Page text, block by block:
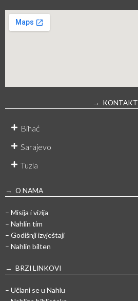
→ KONTAKT
Bihać
Sarajevo
Tuzla
→ O NAMA
– Misija i vizija
– Nahlin tim
– Godišnji izvještaji
– Nahlin bilten
→ BRZI LINKOVI
– Učlani se u Nahlu